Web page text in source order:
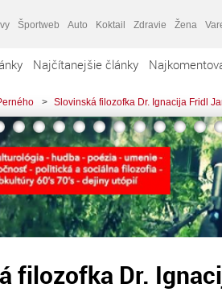
Športweb Auto Koktail Zdravie Žena
Najčítanejšie články
> Slovinská filozofka Dr. Ignacija Fridl
filozofka Dr.